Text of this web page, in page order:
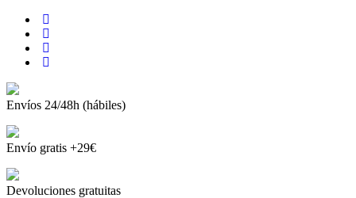
Envíos 24/48h (hábiles)
Envío gratis +29€
Devoluciones gratuitas